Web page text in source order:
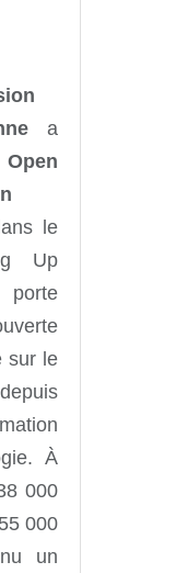
a
le
Up
sur le
À
000
000
un